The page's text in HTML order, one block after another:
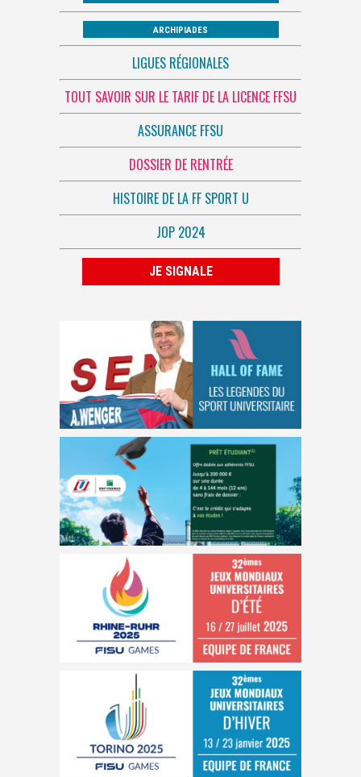
ARCHIPIADES
LIGUES RÉGIONALES
TOUT SAVOIR SUR LE TARIF DE LA LICENCE FFSU
ASSURANCE FFSU
DOSSIER DE RENTRÉE
HISTOIRE DE LA FF SPORT U
JOP 2024
JE SIGNALE